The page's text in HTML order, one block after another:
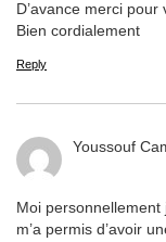
D’avance merci pour
Bien cordialement
Reply
Youssouf
Moi
m’a permis d’avoir